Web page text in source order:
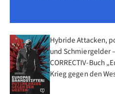
Hybride Attacken,
und Schmiergelder
CORRECTIV-Buch
Krieg gegen den